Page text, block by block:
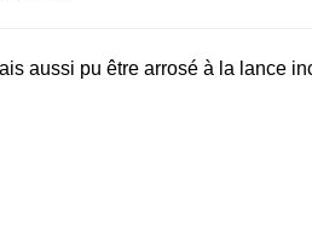
aussi pu être arrosé à la lance